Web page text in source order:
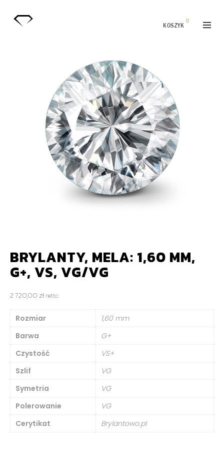
KOSZYK
0
BRYLANTY, MELA: 1,60 MM,
G+, VS, VG/VG
2 720,00 zł netto
Rozmiar
1,60 mm
Barwa
G+
Czystość
VS+
Szlif
VG
Symetria
VG
Polerowanie
VG
Cerytikat
Brylantowo.pl